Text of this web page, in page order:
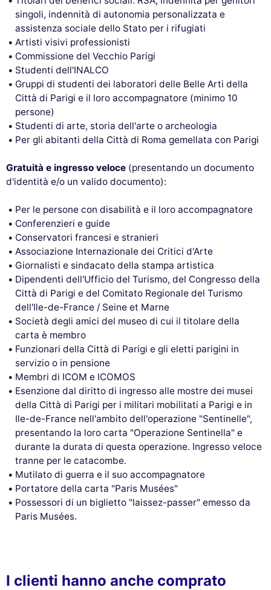
singoli, indennità di autonomia personalizzata e
assistenza sociale dello Stato per i rifugiati
Artisti visivi professionisti
Commissione del Vecchio Parigi
Studenti dell'INALCO
Gruppi di studenti dei laboratori delle Belle Arti della
Città di Parigi e il loro accompagnatore (minimo 10
persone)
Studenti di arte, storia dell'arte o archeologia
Per gli abitanti della Città di Roma gemellata con Parigi
Gratuità e ingresso veloce (presentando un documento
d'identità e/o un valido documento):
Per le persone con disabilità e il loro accompagnatore
Conferenzieri e guide
Conservatori francesi e stranieri
Associazione Internazionale dei Critici d'Arte
Giornalisti e sindacato della stampa artistica
Dipendenti dell'Ufficio del Turismo, del Congresso della
Città di Parigi e del Comitato Regionale del Turismo
dell'Ile-de-France / Seine et Marne
Società degli amici del museo di cui il titolare della
carta è membro
Funzionari della Città di Parigi e gli eletti parigini in
servizio o in pensione
Membri di ICOM e ICOMOS
Esenzione dal diritto di ingresso alle mostre dei musei
della Città di Parigi per i militari mobilitati a Parigi e in
Ile-de-France nell'ambito dell'operazione "Sentinelle",
presentando la loro carta "Operazione Sentinella" e
durante la durata di questa operazione. Ingresso veloce
tranne per le catacombe.
Mutilato di guerra e il suo accompagnatore
Portatore della carta "Paris Musées"
Possessori di un biglietto "laissez-passer" emesso da
Paris Musées.
I clienti hanno anche comprato